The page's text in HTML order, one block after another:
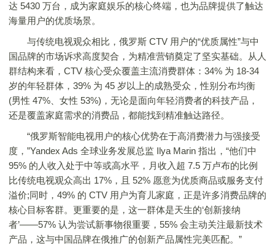
达 5430 万台，成为家庭娱乐的核心终端，也为品牌提供了触达
海量用户的优质场景。
与传统电视观众相比，俄罗斯 CTV 用户的“优质属性”与中
国品牌的市场诉求高度契合，为精准营销奠定了坚实基础。从人
群结构来看，CTV 核心受众覆盖主流消费群体：34% 为 18-34
岁的年轻群体，39% 为 45 岁以上的成熟受众，性别分布均衡
(男性 47%、女性 53%)，无论是面向年轻消费者的科技产品，
还是覆盖家庭需求的消费品，都能找到精准触达路径。
“俄罗斯智能电视用户的核心优势在于高消费潜力与强接受
度，”Yandex Ads 全球业务发展总监 Ilya Marin 指出，“他们中
95% 的人收入处于中等或高水平，月收入超 7.5 万卢布的比例
比传统电视观众高出 17%，且 52% 愿意为优质商品或服务支付
溢价;同时，49% 的 CTV 用户为育儿家庭，正是许多消费品牌的
核心目标客群。更重要的是，这一群体是天生的‘创新接纳
者’——57% 认为尝试新事物很重要，55% 会主动关注最新技术
产品，这与中国品牌在俄推广的创新产品属性完美匹配。”